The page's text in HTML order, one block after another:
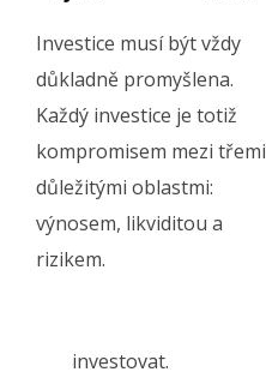
Investice musí být vždy
důkladně promyšlena.
Každý investice je totiž
kompromisem mezi třemi
důležitými oblastmi:
výnosem, likviditou a
rizikem.
investovat.